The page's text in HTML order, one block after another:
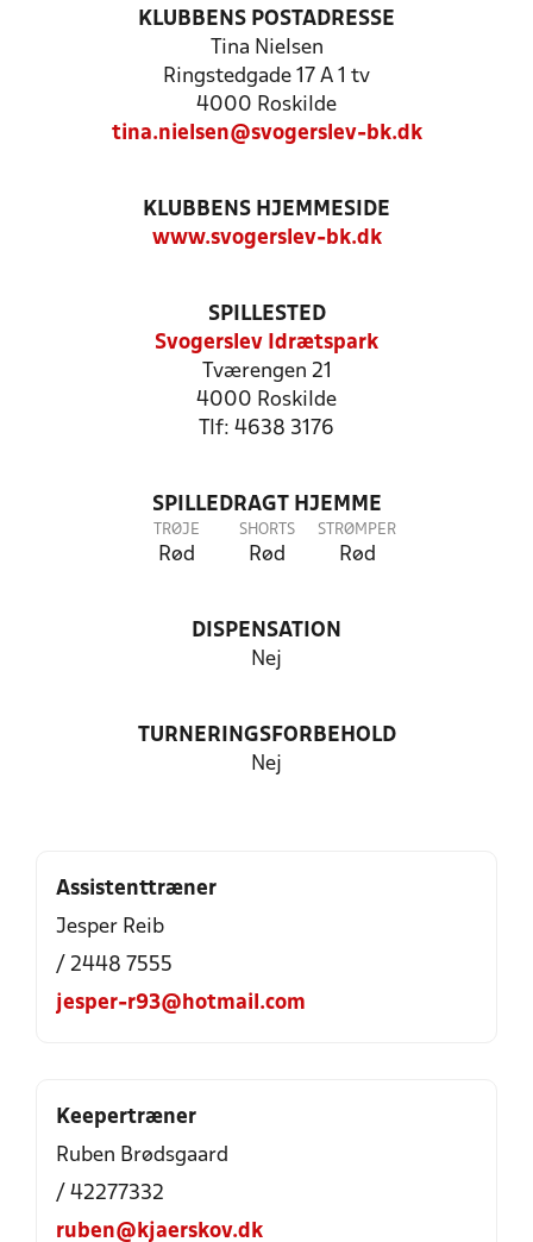
KLUBBENS POSTADRESSE
Tina Nielsen
Ringstedgade 17 A 1 tv
4000 Roskilde
tina.nielsen@svogerslev-bk.dk
KLUBBENS HJEMMESIDE
www.svogerslev-bk.dk
SPILLESTED
Svogerslev Idrætspark
Tværengen 21
4000 Roskilde
Tlf: 4638 3176
SPILLEDRAGT HJEMME
TRØJE
Rød
SHORTS
Rød
STRØMPER
Rød
DISPENSATION
Nej
TURNERINGSFORBEHOLD
Nej
Assistenttræner
Jesper Reib
/ 2448 7555
jesper-r93@hotmail.com
Keepertræner
Ruben Brødsgaard
/ 42277332
ruben@kjaerskov.dk